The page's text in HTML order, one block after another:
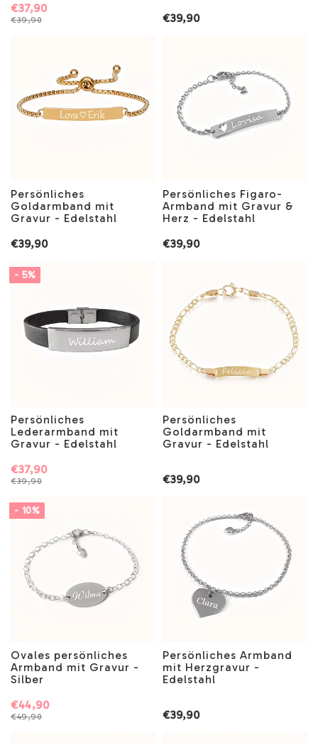
€39,90
€37,90
€39,90
Persönliches
Goldarmband mit
Gravur - Edelstahl
€39,90
Persönliches Figaro-
Armband mit Gravur &
Herz - Edelstahl
€39,90
- 5%
Persönliches
Lederarmband mit
Gravur - Edelstahl
€39,90
€37,90
Persönliches
Goldarmband mit
Gravur - Edelstahl
€39,90
- 10%
Ovales persönliches
Armband mit Gravur -
Silber
€49,90
€44,90
Persönliches Armband
mit Herzgravur -
Edelstahl
€39,90